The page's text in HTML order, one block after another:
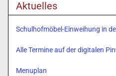
Aktuelles
Schulhofmöbel-Einweihung in
Alle Termine auf der digitalen
Menuplan